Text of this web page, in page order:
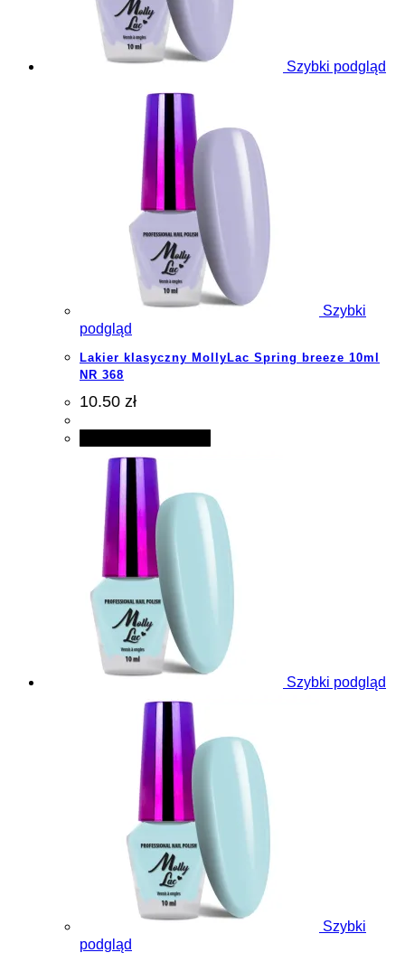
Szybki podgląd
Szybki
podgląd
Lakier klasyczny MollyLac Spring breeze 10ml
NR 368
10.50 zł
Szybki podgląd
Szybki
podgląd